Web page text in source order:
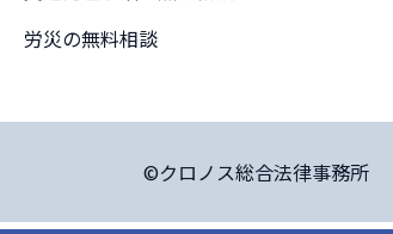
労災の無料相談
©クロノス総合法律事務所